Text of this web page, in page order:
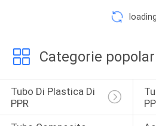
Categorie
Tubo Di Plastica Di
PPR